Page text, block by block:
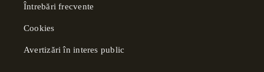
Întrebări frecvente
Cookies
Avertizări în interes public